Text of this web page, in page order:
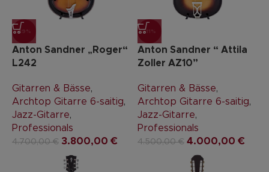
-19%
Anton Sandner „Roger“
L242
Gitarren & Bässe,
Archtop Gitarre 6-saitig,
Jazz-Gitarre,
Professionals
4.700,00€ 3.800,00 €
-11%
Anton Sandner “ Attila
Zoller AZ10”
Gitarren & Bässe,
Archtop Gitarre 6-saitig,
Jazz-Gitarre,
Professionals
4.500,00€ 4.000,00 €